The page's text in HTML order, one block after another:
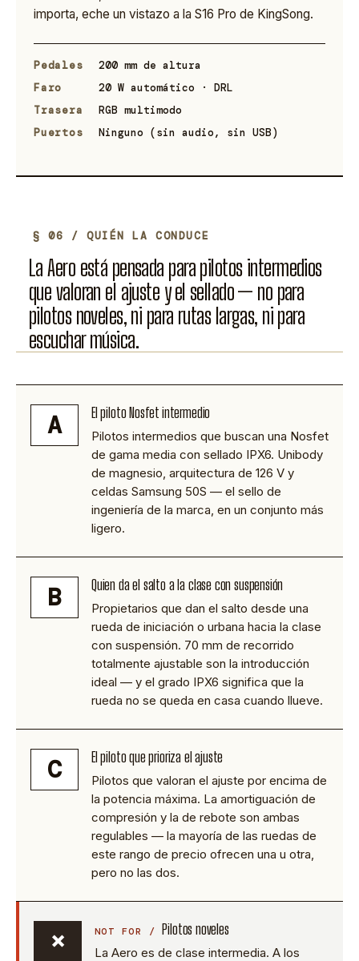
importa, eche un vistazo a la S16 Pro de KingSong.
Pedales
200 mm de altura
Faro
20 W automático · DRL
Trasera
RGB multimodo
Puertos
Ninguno (sin audio, sin USB)
§ 06 / QUIÉN LA CONDUCE
La Aero está pensada para pilotos intermedios
que valoran el ajuste y el sellado — no para
pilotos noveles, ni para rutas largas, ni para
escuchar música.
A El piloto Nosfet intermedio
Pilotos intermedios que buscan una Nosfet
de gama media con sellado IPX6. Unibody
de magnesio, arquitectura de 126 V y
celdas Samsung 50S — el sello de
ingeniería de la marca, en un conjunto más
ligero.
B Quien da el salto a la clase con suspensión
Propietarios que dan el salto desde una
rueda de iniciación o urbana hacia la clase
con suspensión. 70 mm de recorrido
totalmente ajustable son la introducción
ideal — y el grado IPX6 significa que la
rueda no se queda en casa cuando llueve.
C El piloto que prioriza el ajuste
Pilotos que valoran el ajuste por encima de
la potencia máxima. La amortiguación de
compresión y la de rebote son ambas
regulables — la mayoría de las ruedas de
este rango de precio ofrecen una u otra,
pero no las dos.
× Pilotos noveles
La Aero es de clase intermedia. A los